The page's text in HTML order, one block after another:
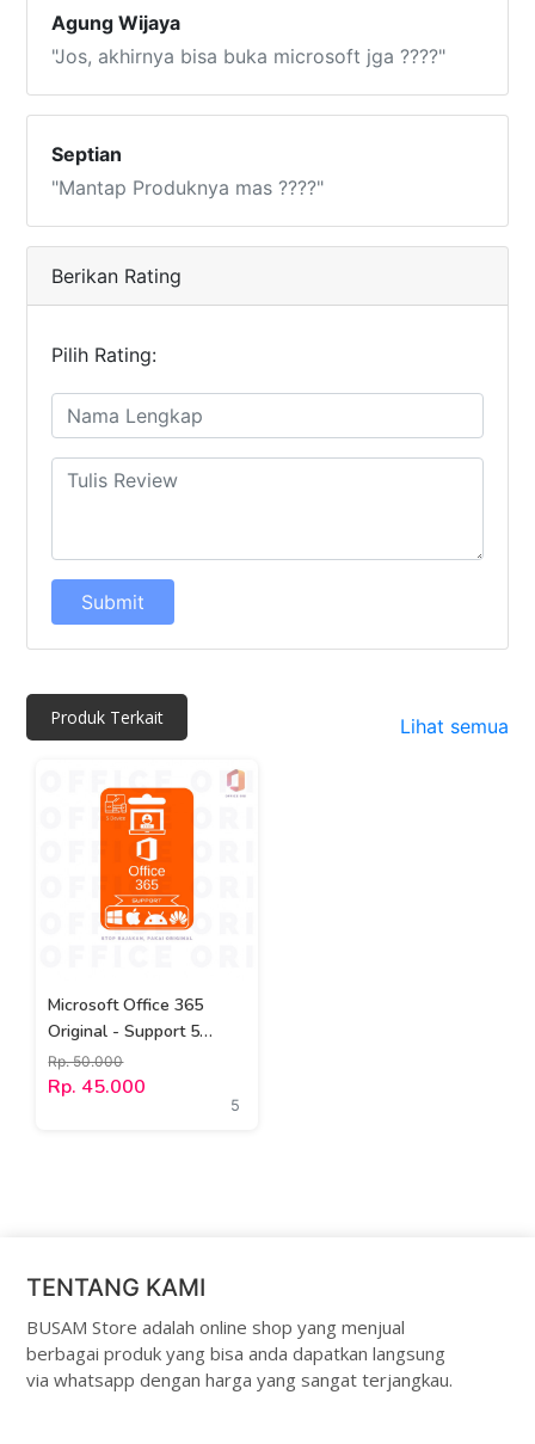
Agung Wijaya
"Jos, akhirnya bisa buka microsoft jga ????"
Septian
"Mantap Produknya mas ????"
Berikan Rating
Pilih Rating:
Submit
Produk Terkait Lihat semua
Microsoft Office 365
Original - Support 5
Device
Rp. 50.000
Rp. 45.000
5
TENTANG KAMI
BUSAM Store adalah online shop yang menjual
berbagai produk yang bisa anda dapatkan langsung
via whatsapp dengan harga yang sangat terjangkau.